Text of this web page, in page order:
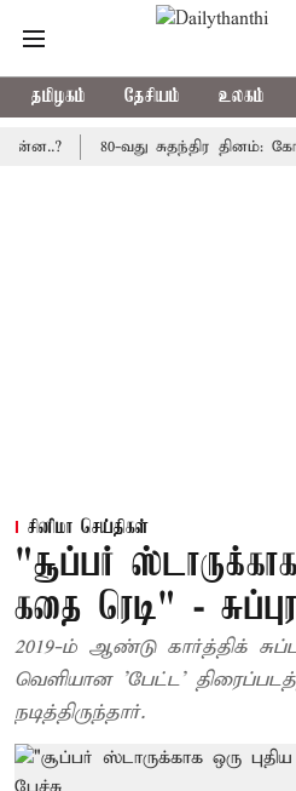
தமிழகம் தேசியம் உலகம்
80-வது சுதந்திர தினம்:
சினிமா செய்திகள்
"சூப்பர்
கதை ரெடி" -
2019-ம் ஆண்டு கார்த்திக்
வெளியான 'பேட்ட'
நடித்திருந்தார்.